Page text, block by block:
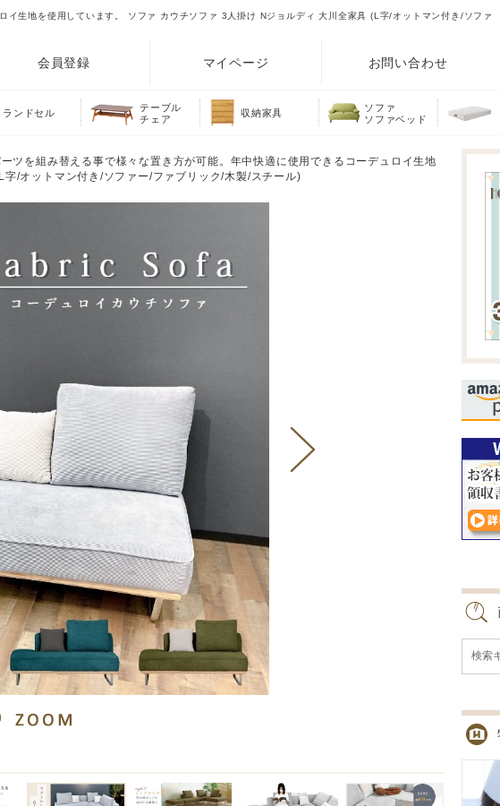
イ生地を使用しています。 ソファ カウチソファ 3人掛け Nジョルディ 大川全家具 (L字/オットマン付き/ソファ
会員登録 マイページ お問い合わせ
ランドセル
テーブル
チェア
収納家具
ソファ
ソファベッド
ツを組み替える事で様々な置き方が可能。年中快適に使用できるコーデュロイ生地
/オットマン付き/ソファー/ファブリック/木製/スチール)